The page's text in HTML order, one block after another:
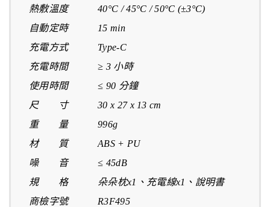
熱敷溫度 40°C / 45°C / 50°C (±3°C)
自動定時 15 min
充電方式 Type-C
充電時間 ≥ 3 小時
使用時間 ≤ 90 分鐘
尺 寸 30 x 27 x 13 cm
重 量 996g
材 質 ABS + PU
噪 音 ≤ 45dB
規 格 朵朵枕x1、充電線x1、說明書
商檢字號 R3F495